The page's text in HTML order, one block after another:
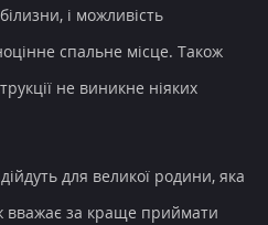
і можливість
спальне місце. Також
не виникне ніяких
для великої родини, яка
вважає за краще приймати